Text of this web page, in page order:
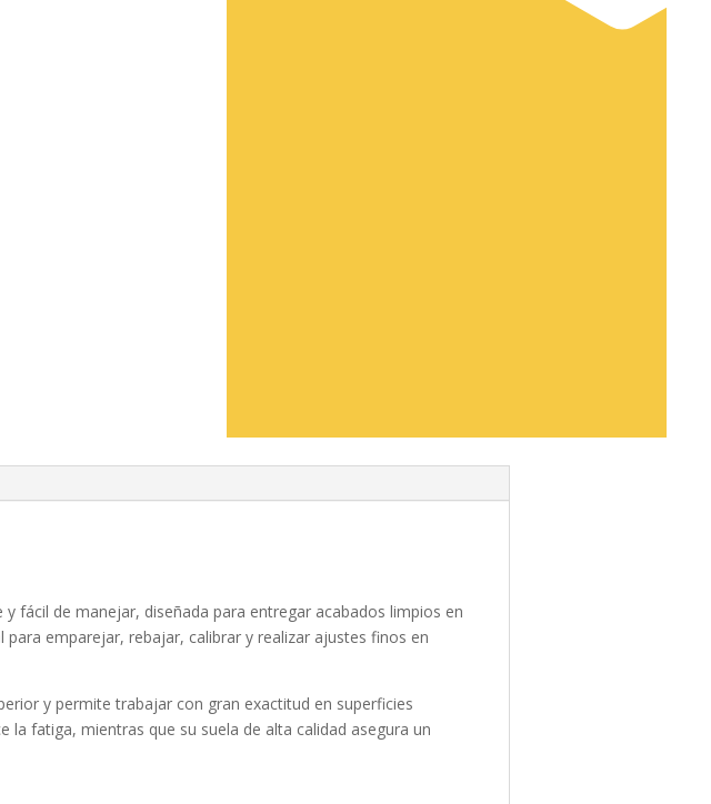
fácil de manejar, diseñada para entregar acabados limpios en
emparejar, rebajar, calibrar y realizar ajustes finos en
y permite trabajar con gran exactitud en superficies
fatiga, mientras que su suela de alta calidad asegura un